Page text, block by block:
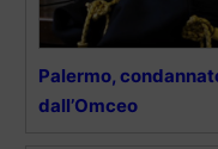
Palermo,
dall’Omceo